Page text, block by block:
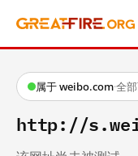
属于 weibo.com·全
http://